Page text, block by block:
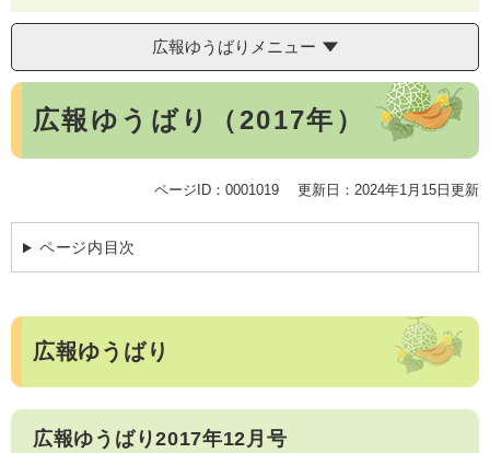
へ
広報ゆうばりメニュー
本
広報ゆうばり（2017年）
ページID：0001019 更新日：2024年1月15日更新
ページ内目次
広報ゆうばり
広報ゆうばり2017年12月号